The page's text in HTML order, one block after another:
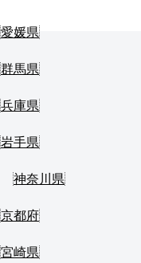
愛媛県
群馬県
兵庫県
岩手県
神奈川県
京都府
宮崎県